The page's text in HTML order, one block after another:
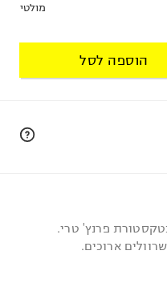
מולטי
הוספה לסל
מבד בטקסטורת פרנץ' טרי.
ארוכים.